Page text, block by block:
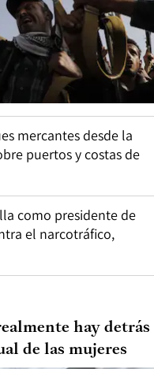
mercantes desde la
puertos y costas de
como presidente de
el narcotráfico,
hay detrás
de las mujeres